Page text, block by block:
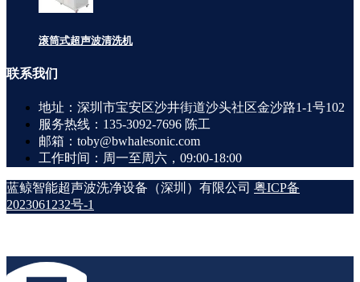
滚筒式超声波清洗机
联系我们
地址：深圳市宝安区沙井街道沙头社区金沙路1-1号102
服务热线：135-3092-7696 陈工
邮箱：toby@bwhalesonic.com
工作时间：周一至周六，09:00-18:00
蓝鲸智能超声波洗净设备（深圳）有限公司 粤ICP备
2023061232号-1